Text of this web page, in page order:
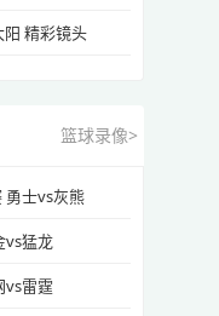
阳 精彩镜头
篮球录像>
勇士vs灰熊
vs猛龙
vs雷霆